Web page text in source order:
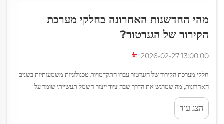
מהי החדשנות האחרונה בחלקי מערכת
הקירור של הגנרטור?
2026-02-27 13:00:00
חלקי מערכת הקירור של הגנרטור עברו התקדמויות טכנולוגיות משמעותיות בשנים
האחרונות, מה שמרגש את הדרך שבה ציוד ייצור חשמל תעשייתי שומר על
טמפרטורות הפעלה אופטימליות. רכיבים קריטיים אלו מבטיחים שגנרטורים דיזל...
הצג עוד